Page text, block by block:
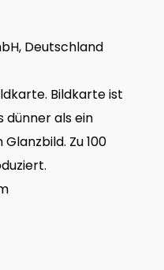
Deutschland
Bildkarte ist
dünner als ein
Zu 100